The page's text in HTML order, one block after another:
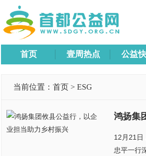
首页 壹周热点 公益
当前位置： 首页 > ESG
鸿扬集
12月21日
忠平一行